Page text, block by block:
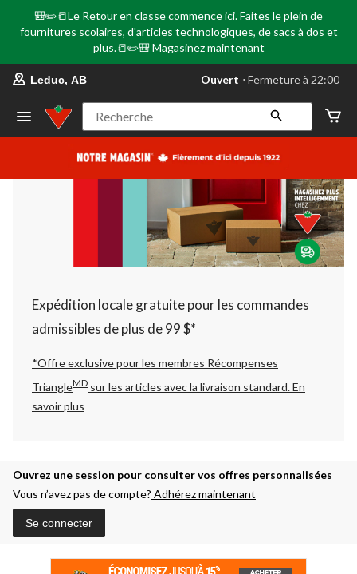
🎒✏️📒Le Retour en classe commence ici. Faites le plein de
fournitures scolaires, d'articles technologiques, de sacs à dos et
plus.📒✏️🎒 Magasinez maintenant
votre
préféré
Leduc,
AB,
courament
Fermeture
à
22:00
cliquer
pour
changer
Leduc, AB Ouvert ⋅ Fermeture à 22:00
Recherche
Expédition locale gratuite pour les commandes
admissibles de plus de 99 $*
*Offre exclusive pour les membres Récompenses
TriangleMD sur les articles avec la livraison standard.En
savoir plus
Ouvrez une session pour consulter vos offres personnalisées
Vous n’avez pas de compte? Adhérez maintenant
Se connecter